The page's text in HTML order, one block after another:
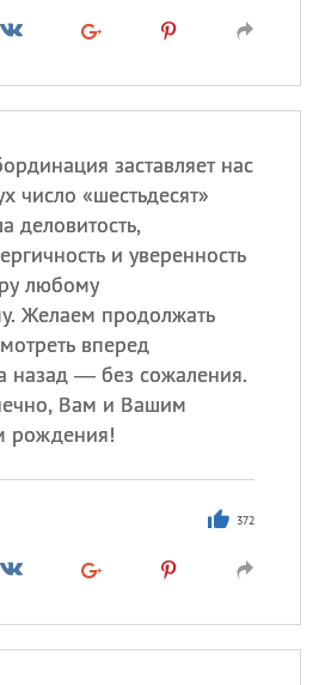
заставляет нас
число «шестьдесят»
деловитость,
и уверенность
любому
Желаем продолжать
вперед
назад — без сожаления.
Вам и Вашим
рождения!
372
происхождение